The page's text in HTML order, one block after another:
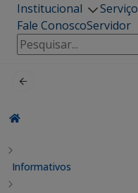
Institucional
Fale ConoscoServidor
Pesquisar
por:
Informativos